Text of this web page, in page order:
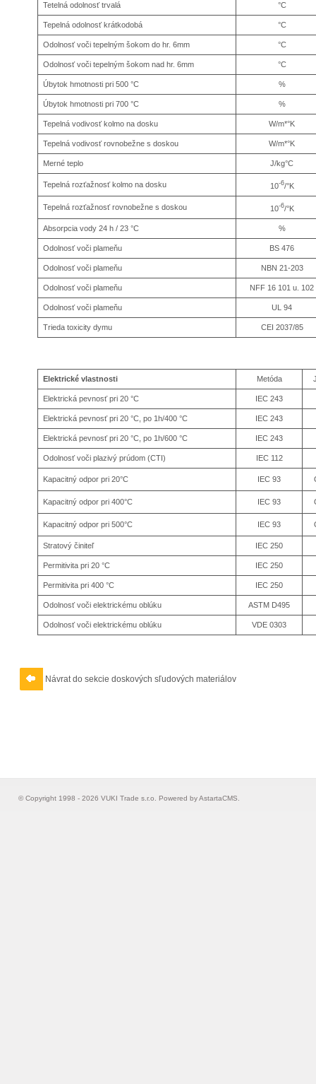
Tetelná odolnosť trvalá °C
Tepelná odolnosť krátkodobá °C
Odolnosť voči tepelným šokom do hr. 6mm °C
Odolnosť voči tepelným šokom nad hr. 6mm °C
Úbytok hmotnosti pri 500 °C %
Úbytok hmotnosti pri 700 °C %
Tepelná vodivosť kolmo na dosku W/m*°K
Tepelná vodivosť rovnobežne s doskou W/m*°K
Merné teplo J/kg°C
Tepelná rozťažnosť kolmo na dosku 10-6/°K
Tepelná rozťažnosť rovnobežne s doskou 10-6/°K
Absorpcia vody 24 h / 23 °C %
Odolnosť voči plameňu BS 476
Odolnosť voči plameňu NBN 21-203
Odolnosť voči plameňu NFF 16 101 u. 102
Odolnosť voči plameňu UL 94
Trieda toxicity dymu CEI 2037/85
Elektrické vlastnosti Metóda
Elektrická pevnosť pri 20 °C IEC 243
Elektrická pevnosť pri 20 °C, po 1h/400 °C IEC 243
Elektrická pevnosť pri 20 °C, po 1h/600 °C IEC 243
Odolnosť voči plazivý prúdom (CTI) IEC 112
Kapacitný odpor pri 20°C IEC 93
Kapacitný odpor pri 400°C IEC 93
Kapacitný odpor pri 500°C IEC 93
Stratový činiteľ IEC 250
Permitivita pri 20 °C IEC 250
Permitivita pri 400 °C IEC 250
Odolnosť voči elektrickému oblúku ASTM D495
Odolnosť voči elektrickému oblúku VDE 0303
Návrat do sekcie doskových sľudových materiálov
© Copyright 1998 - 2026 VUKI Trade s.r.o. Powered byAstartaCMS